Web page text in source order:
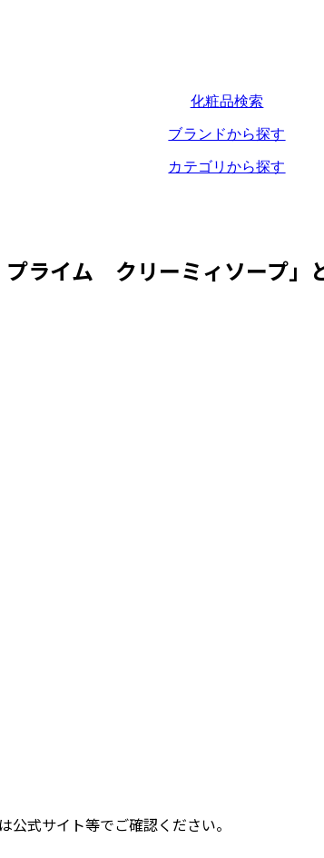
化粧品検索
ブランドから探す
カテゴリから探す
ライム クリーミィソープ」
公式サイト等でご確認ください。